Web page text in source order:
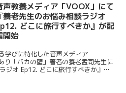
声教養メディア「VOOX」にて
養老先生のお悩み相談ラジオ
どこに旅行すべきか』が配
開始
学びに特化した音声メディア
り「バカの壁」著者の養老孟司先生に
ジオ Ep12. どこに旅行すべきか』が